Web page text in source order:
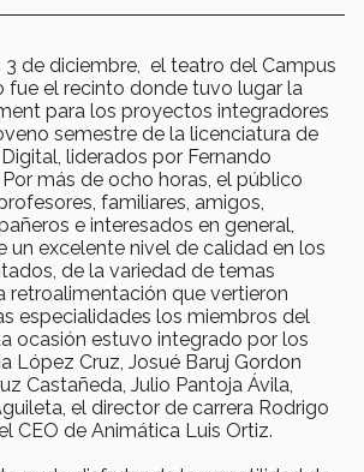
3 de diciembre, el teatro del Campus
fue el recinto donde tuvo lugar la
para los proyectos integradores
semestre de la licenciatura de
liderados por Fernando
más de ocho horas, el público
familiares, amigos,
e interesados en general,
un excelente nivel de calidad en los
de la variedad de temas
retroalimentación que vertieron
especialidades los miembros del
ocasión estuvo integrado por los
López Cruz, Josué Baruj Gordon
Castañeda, Julio Pantoja Ávila,
el director de carrera Rodrigo
CEO de Animática Luis Ortiz.